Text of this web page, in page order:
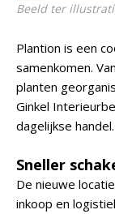
Beeld ter
Plantion is een
samenkomen.
planten
Ginkel
dagelijkse handel.
Sneller
De nieuwe
inkoop en